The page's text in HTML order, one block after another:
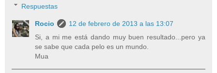
Respuestas
Rocio
12 de febrero de 2013 a las 13:07
Si, a mi me está dando muy buen resultado...pero ya
se sabe que cada pelo es un mundo.
Mua